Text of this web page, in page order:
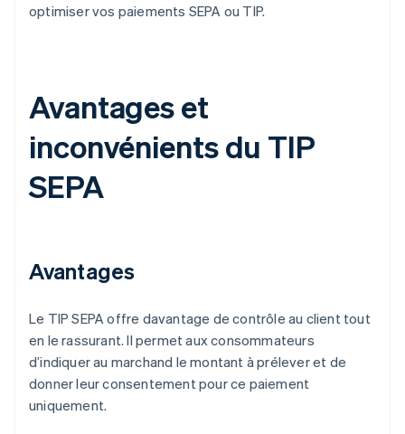
optimiser vos paiements SEPA ou TIP.
Avantages et
inconvénients du TIP
SEPA
Avantages
Le TIP SEPA offre davantage de contrôle au client tout
en le rassurant. Il permet aux consommateurs
d’indiquer au marchand le montant à prélever et de
donner leur consentement pour ce paiement
uniquement.